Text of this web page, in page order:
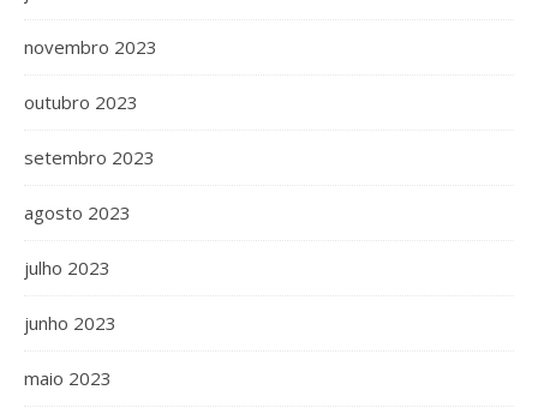
novembro 2023
outubro 2023
setembro 2023
agosto 2023
julho 2023
junho 2023
maio 2023